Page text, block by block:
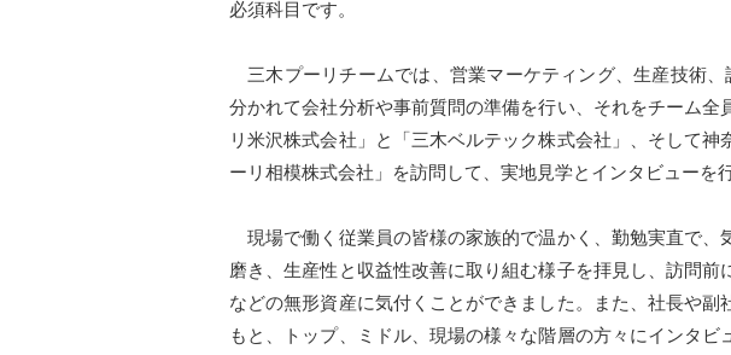
必須科目です。
三木プーリチームでは、営業マーケティング、生産技術
分かれて会社分析や事前質問の準備を行い、それをチーム
リ米沢株式会社」と「三木ベルテック株式会社」、そして
ーリ相模株式会社」を訪問して、実地見学とインタビューを
現場で働く従業員の皆様の家族的で温かく、勤勉実直で、
磨き、生産性と収益性改善に取り組む様子を拝見し、訪問
などの無形資産に気付くことができました。また、社長や
もと、トップ、ミドル、現場の様々な階層の方々にインタ